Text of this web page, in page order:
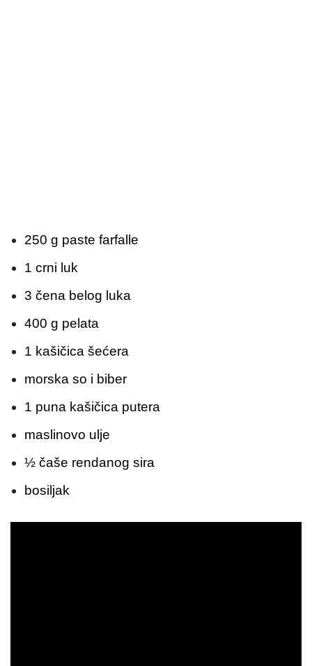
250 g paste farfalle
1 crni luk
3 čena belog luka
400 g pelata
1 kašičica šećera
morska so i biber
1 puna kašičica putera
maslinovo ulje
½ čaše rendanog sira
bosiljak